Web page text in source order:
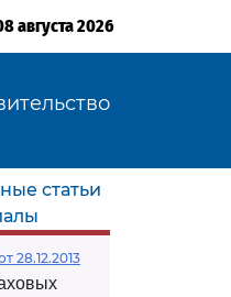
августа 2026
статьи
28.12.2013